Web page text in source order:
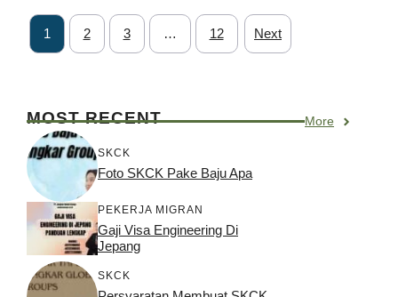
1 2 3 … 12 Next
MOST RECENT More
SKCK
Foto SKCK Pake Baju Apa
PEKERJA MIGRAN
Gaji Visa Engineering Di
Jepang
SKCK